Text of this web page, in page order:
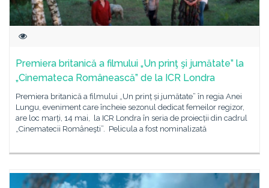
Premiera britanică a filmului „Un prinţ şi jumătate” la
„Cinemateca Românească” de la ICR Londra
Premiera britanică a filmului „Un prinț și jumătate” în regia Anei
Lungu, eveniment care încheie sezonul dedicat femeilor regizor,
are loc marți, 14 mai, la ICR Londra în seria de proiecții din cadrul
„Cinematecii Româneşti”. Pelicula a fost nominalizată